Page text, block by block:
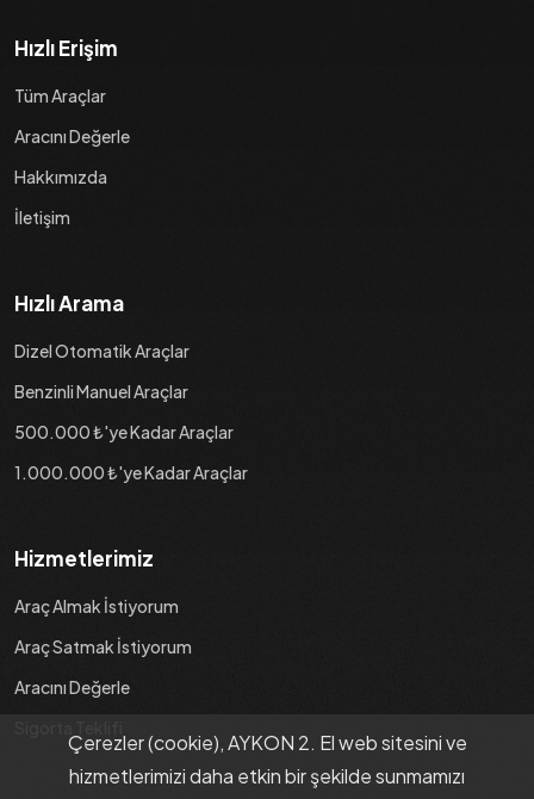
Hızlı Erişim
Tüm Araçlar
Aracını Değerle
Hakkımızda
İletişim
Hızlı Arama
Dizel Otomatik Araçlar
Benzinli Manuel Araçlar
500.000 ₺'ye Kadar Araçlar
1.000.000 ₺'ye Kadar Araçlar
Hizmetlerimiz
Araç Almak İstiyorum
Araç Satmak İstiyorum
Aracını Değerle
Çerezler (cookie), AYKON 2. El web sitesini ve
hizmetlerimizi daha etkin bir şekilde sunmamızı